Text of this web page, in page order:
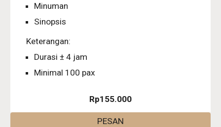
Minuman
Sinopsis
Keterangan:
Durasi ± 4 jam
Minimal 100 pax
Rp155.000
PESAN